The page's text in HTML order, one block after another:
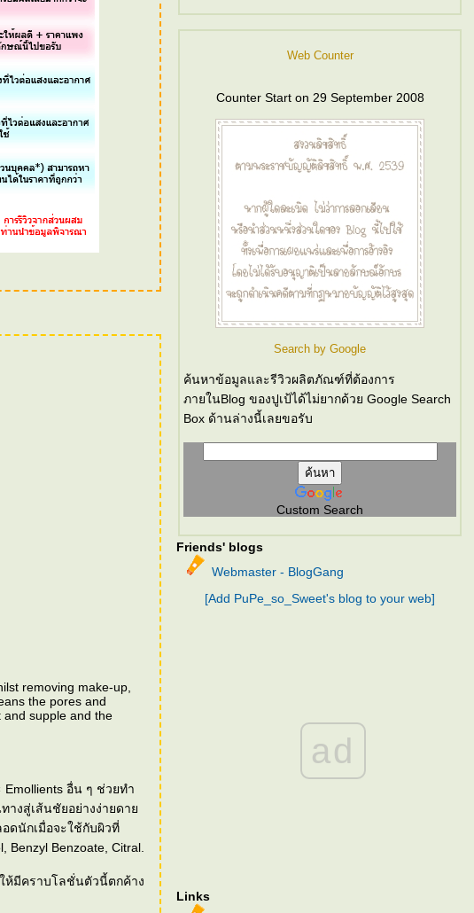
removing make-up,
the pores and
and supple and the
อื่น ๆ ช่วยทำ
างสู่เส้นชัยอย่างง่ายดา
ดนักเมื่อจะใช้กับผิวที่
Benzyl Benzoate, Citral.
ห้มีคราบโลชั่นตัวนี้ตกค้าง
Web Counter
Counter Start on 29 September 2008
Search by Google
ค้นหาข้อมูลและรีวิวผลิตภัณฑ์ที่ต้องการ
ภายในBlog ของปูเป้ได้ไม่ยากด้วย Google Search
Box ด้านล่างนี้เลยขอรับ
Custom Search
Friends' blogs
Webmaster - BlogGang
[Add PuPe_so_Sweet's blog to your web]
ad
Links